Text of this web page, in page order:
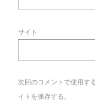
サイト
次回のコメントで使用す
イトを保存する。